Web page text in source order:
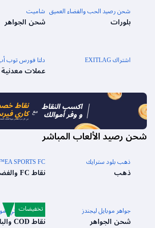
شحن رصيد الحب والفضاء العميق
بلورات
شاميت
شحن الجواهر
اشتراك EXITLAG دلتا فورس توب
عملات معدنية
اكسب النقاط
و وفر أموالك
مع
نقاط
كاري
في كل مرة تشحن فيها العابك
شحن رصيد الألعاب المباشر
ذهب بلود سترايك
ذهب
EA SPORTS FC™ موبايل
نقاط FC والفضة
جواهر موبايل ليجندز
شحن الجواهر
كول أوف دوتي:
نقاط COD والباتل باس
تخفيضات